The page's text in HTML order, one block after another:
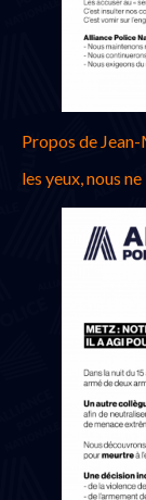
Propos de
les yeux, nous